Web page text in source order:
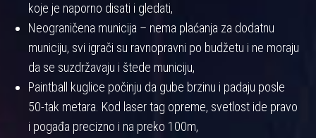
koje je naporno disati i gledati,
Neograničena municija – nema plaćanja za dodatnu
municiju, svi igrači su ravnopravni po budžetu i ne moraju
da se suzdržavaju i štede municiju,
Paintball kuglice počinju da gube brzinu i padaju posle
50-tak metara. Kod laser tag opreme, svetlost ide pravo
i pogađa precizno i na preko 100m,